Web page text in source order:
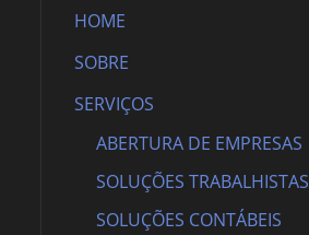
HOME
SOBRE
SERVIÇOS
ABERTURA DE EMPRESAS
SOLUÇÕES TRABALHISTAS
SOLUÇÕES CONTÁBEIS